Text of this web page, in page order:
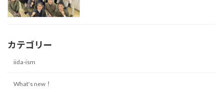
カテゴリー
iida-ism
What's new！